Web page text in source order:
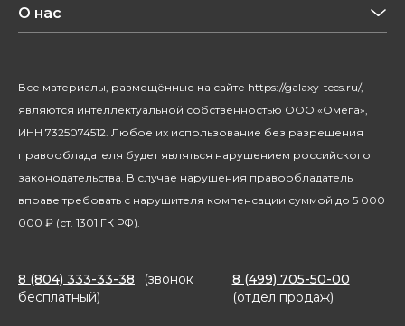
Красота и здоровье
Уход за домом
Посуда
О нас
Благотворительность
Все материалы, размещённые на сайте https://galaxy-tecs.ru/,
являются интеллектуальной собственностью ООО «Омега»,
ИНН 7325074512. Любое их использование без разрешения
правообладателя будет являться нарушением российского
законодательства. В случае нарушения правообладатель
вправе требовать с нарушителя компенсации суммой до 5 000
000 ₽ (ст. 1301 ГК РФ).
8 (804) 333-33-38
(звонок
бесплатный)
8 (499) 705-50-00
(отдел продаж)